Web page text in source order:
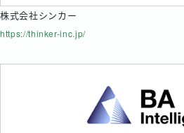
株式会社シンカー
https://thinker-inc.jp/